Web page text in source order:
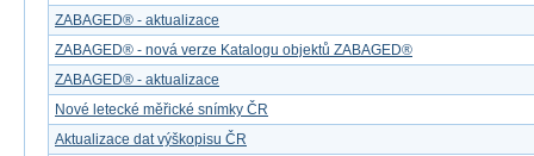
ZABAGED® - aktualizace
ZABAGED® - nová verze Katalogu objektů ZABAGED®
ZABAGED® - aktualizace
Nové letecké měřické snímky ČR
Aktualizace dat výškopisu ČR